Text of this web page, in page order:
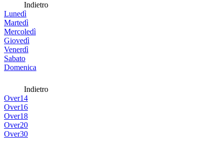
Indietro
Lunedì
Martedì
Mercoledì
Giovedì
Venerdì
Sabato
Domenica
Indietro
Over14
Over16
Over18
Over20
Over30